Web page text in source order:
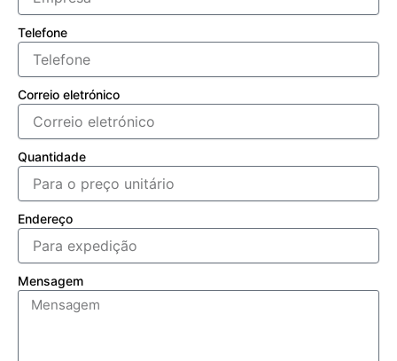
Telefone
Correio eletrónico
Quantidade
Endereço
Mensagem